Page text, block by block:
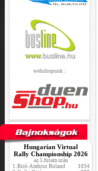
webshopunk :
Hungarian Virtual
Rally Championship 2026
az 5.futam után
1.Biró-Ambrus Roland
1034